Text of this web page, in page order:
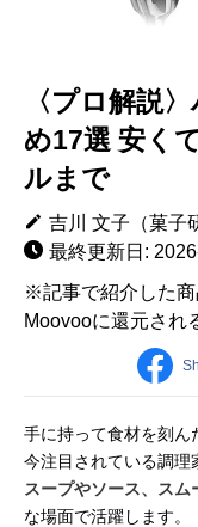
〈プロ解説
め17選 安く
ルまで
吉川 文子（菓子
最終更新日:
※記事で紹介した
Moovooに還元され
手に持って食材を刻ん
今注目されている調理
スープやソース、スム
な場面で活躍します。